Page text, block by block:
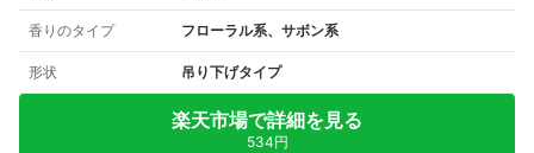
香りのタイプ フローラル系、サボン系
形状 吊り下げタイプ
楽天市場で詳細を見る
534円